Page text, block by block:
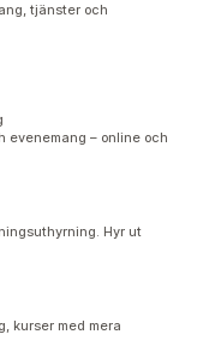
tjänster och
evenemang – online och
Hyr ut
kurser med mera